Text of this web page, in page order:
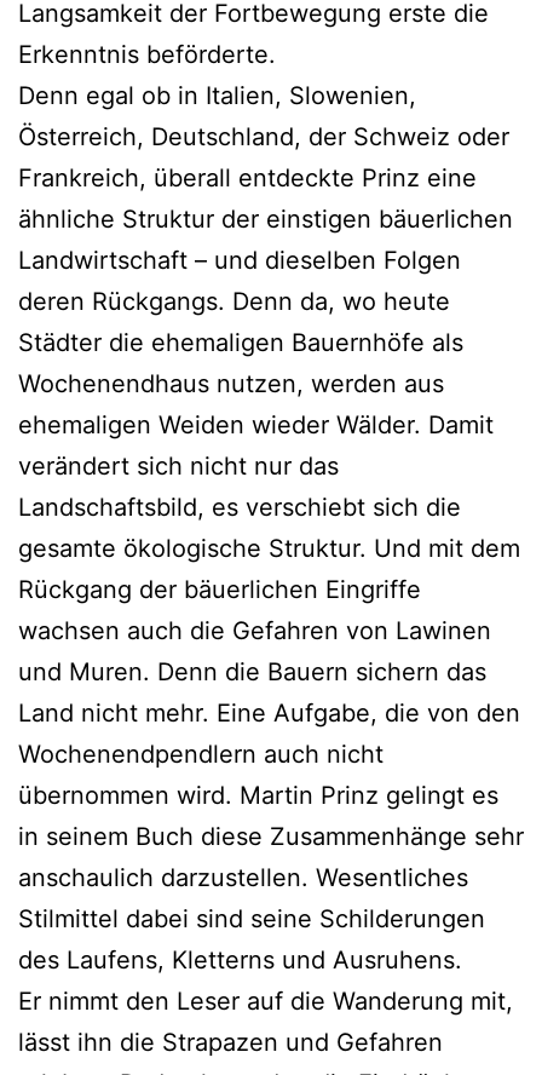
Langsamkeit der Fortbewegung erste die
Erkenntnis beförderte.
Denn egal ob in Italien, Slowenien,
Österreich, Deutschland, der Schweiz oder
Frankreich, überall entdeckte Prinz eine
ähnliche Struktur der einstigen bäuerlichen
Landwirtschaft – und dieselben Folgen
deren Rückgangs. Denn da, wo heute
Städter die ehemaligen Bauernhöfe als
Wochenendhaus nutzen, werden aus
ehemaligen Weiden wieder Wälder. Damit
verändert sich nicht nur das
Landschaftsbild, es verschiebt sich die
gesamte ökologische Struktur. Und mit dem
Rückgang der bäuerlichen Eingriffe
wachsen auch die Gefahren von Lawinen
und Muren. Denn die Bauern sichern das
Land nicht mehr. Eine Aufgabe, die von den
Wochenendpendlern auch nicht
übernommen wird. Martin Prinz gelingt es
in seinem Buch diese Zusammenhänge sehr
anschaulich darzustellen. Wesentliches
Stilmittel dabei sind seine Schilderungen
des Laufens, Kletterns und Ausruhens.
Er nimmt den Leser auf die Wanderung mit,
lässt ihn die Strapazen und Gefahren